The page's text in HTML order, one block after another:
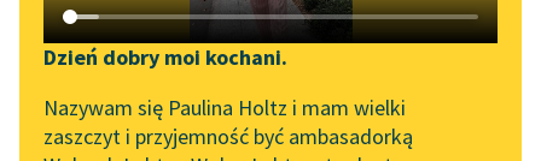
Katalog DAISY
Podkasty o książkach
Zgłoś brak utworu
Aktualności
Spotkanie z Katarzyną
Narzędzia
Mapa Wolnych Lektur
Dzień dobry moi kochani.
Nazywam się Paulina Holtz i mam wielki
zaszczyt i przyjemność być ambasadorką